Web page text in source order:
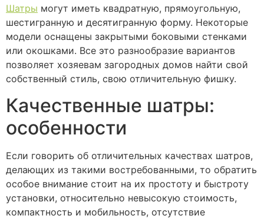
Шатры могут иметь квадратную, прямоугольную,
шестигранную и десятигранную форму. Некоторые
модели оснащены закрытыми боковыми стенками
или окошками. Все это разнообразие вариантов
позволяет хозяевам загородных домов найти свой
собственный стиль, свою отличительную фишку.
Качественные шатры:
особенности
Если говорить об отличительных качествах шатров,
делающих из такими востребованными, то обратить
особое внимание стоит на их простоту и быстроту
установки, относительно невысокую стоимость,
компактность и мобильность, отсутствие